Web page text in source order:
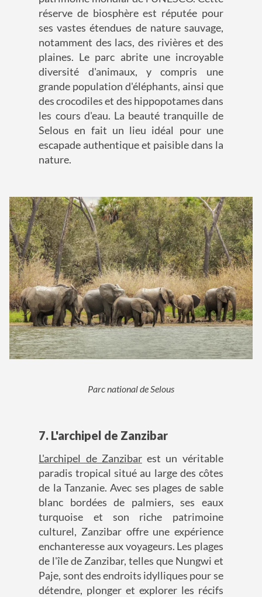
réserve de biosphère est réputée pour
ses vastes étendues de nature sauvage,
notamment des lacs, des rivières et des
plaines. Le parc abrite une incroyable
diversité d'animaux, y compris une
grande population d'éléphants, ainsi que
des crocodiles et des hippopotames dans
les cours d'eau. La beauté tranquille de
Selous en fait un lieu idéal pour une
escapade authentique et paisible dans la
nature.
Parc national de Selous
7. L'archipel de Zanzibar
L'archipel de Zanzibarest un véritable
paradis tropical situé au large des côtes
de la Tanzanie. Avec ses plages de sable
blanc bordées de palmiers, ses eaux
turquoise et son riche patrimoine
culturel, Zanzibar offre une expérience
enchanteresse aux voyageurs. Les plages
de l'île de Zanzibar, telles que Nungwi et
Paje, sont des endroits idylliques pour se
détendre, plonger et explorer les récifs